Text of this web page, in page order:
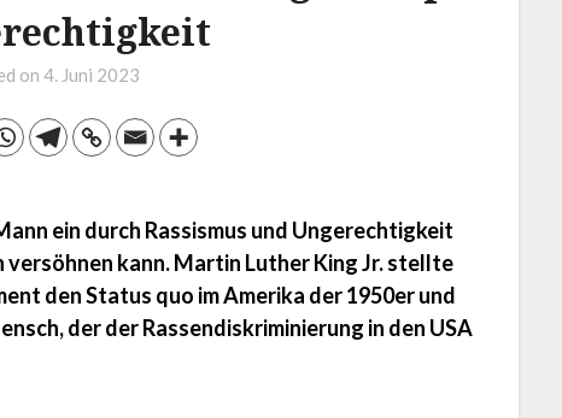
on 4. Juni 2023
ein durch Rassismus und Ungerechtigkeit
kann. Martin Luther King Jr. stellte
den Status quo im Amerika der 1950er und
der der Rassendiskriminierung in den USA